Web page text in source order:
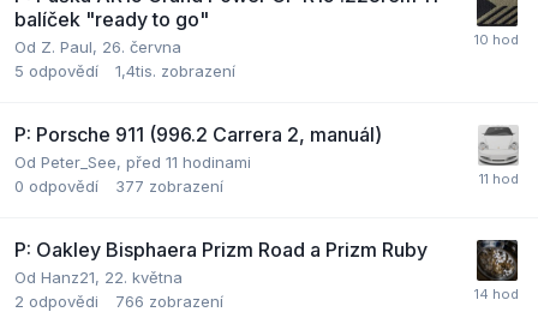
balíček "ready to go"
Od Z. Paul, 26. června
5 odpovědí 1,4tis. zobrazení
P: Porsche 911 (996.2 Carrera 2, manuál)
Od Peter_See, před 11 hodinami
0 odpovědí 377 zobrazení
P: Oakley Bisphaera Prizm Road a Prizm Ruby
Od Hanz21, 22. května
2 odpovědi 766 zobrazení